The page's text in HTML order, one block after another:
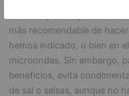
fritas crujientes y no
más recomendable de
hemos indicado, o bien en
microondas. Sin embargo,
beneficios, evita
de sal o salsas, aunque no